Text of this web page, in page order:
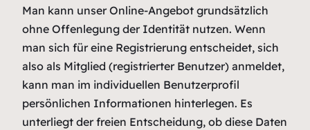
Man kann unser Online-Angebot grundsätzlich
ohne Offenlegung der Identität nutzen. Wenn
man sich für eine Registrierung entscheidet, sich
also als Mitglied (registrierter Benutzer) anmeldet,
kann man im individuellen Benutzerprofil
persönlichen Informationen hinterlegen. Es
unterliegt der freien Entscheidung, ob diese Daten